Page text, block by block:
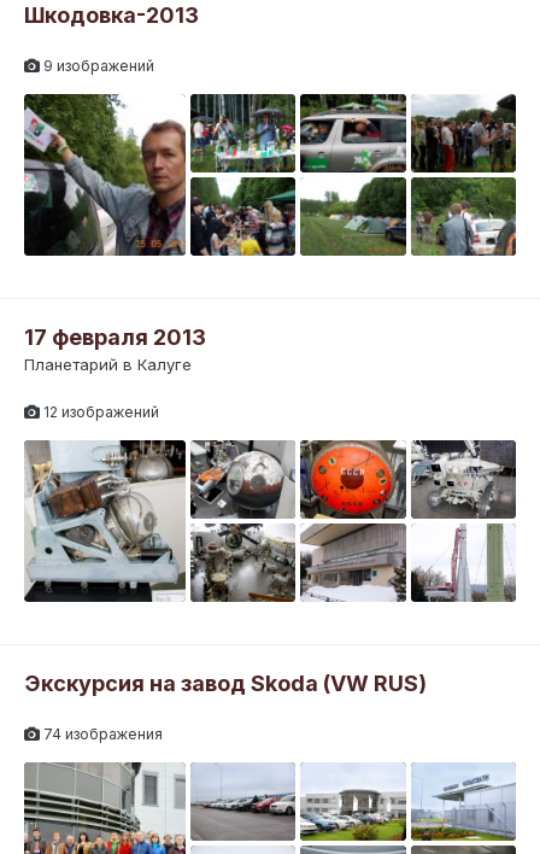
Шкодовка-2013
9 изображений
17 февраля 2013
Планетарий в Калуге
12 изображений
Экскурсия на завод Skoda (VW RUS)
74 изображения